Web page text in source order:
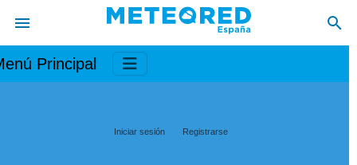
Principal
Iniciar sesión Registrarse